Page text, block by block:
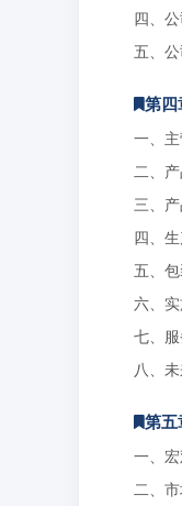
四、
五、
第四
一、
二、
三、
四、
五、
六、
七、
八、
第五
一、
二、